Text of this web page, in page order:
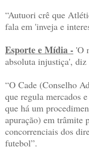
“Autuori crê que
fala em 'inveja e
Esporte e Mídia - 'O
absoluta injustiça',
“O Cade (Conselho
que regula mercados
que há um
apuração) em trâmite
concorrenciais dos
futebol”.